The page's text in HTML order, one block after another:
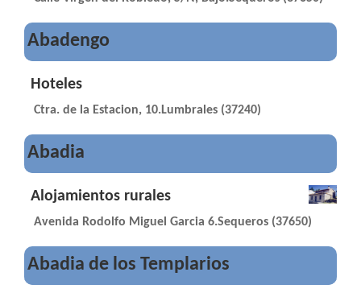
Abadengo
Hoteles
Ctra. de la Estacion, 10.Lumbrales (37240)
Abadia
Alojamientos rurales
Avenida Rodolfo Miguel Garcia 6.Sequeros (37650)
Abadia de los Templarios